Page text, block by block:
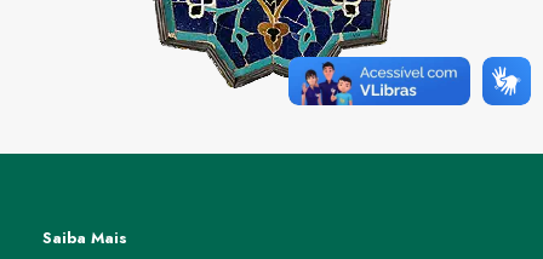
Saiba Mais